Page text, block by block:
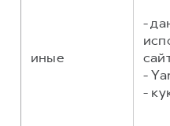
иные
-
-
-